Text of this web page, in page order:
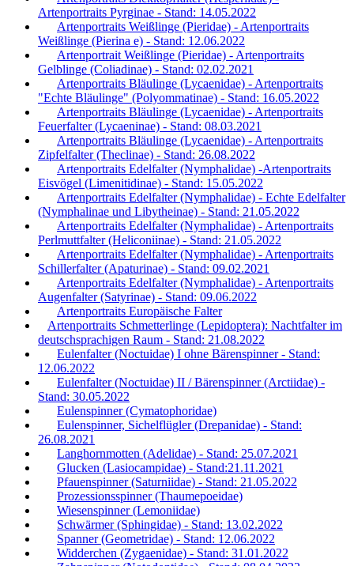
Artenportraits Pyrginae - Stand: 14.05.2022
Artenportraits Weißlinge (Pieridae) - Artenportraits
Weißlinge (Pierina e) - Stand: 12.06.2022
Artenportrait Weißlinge (Pieridae) - Artenportraits
Gelblinge (Coliadinae) - Stand: 02.02.2021
Artenportraits Bläulinge (Lycaenidae) - Artenportraits
"Echte Bläulinge" (Polyommatinae) - Stand: 16.05.2022
Artenportraits Bläulinge (Lycaenidae) - Artenportraits
Feuerfalter (Lycaeninae) - Stand: 08.03.2021
Artenportraits Bläulinge (Lycaenidae) - Artenportraits
Zipfelfalter (Theclinae) - Stand: 26.08.2022
Artenportraits Edelfalter (Nymphalidae) -Artenportraits
Eisvögel (Limenitidinae) - Stand: 15.05.2022
Artenportraits Edelfalter (Nymphalidae) - Echte Edelfalter
(Nymphalinae und Libytheinae) - Stand: 21.05.2022
Artenportraits Edelfalter (Nymphalidae) - Artenportraits
Perlmuttfalter (Heliconiinae) - Stand: 21.05.2022
Artenportraits Edelfalter (Nymphalidae) - Artenportraits
Schillerfalter (Apaturinae) - Stand: 09.02.2021
Artenportraits Edelfalter (Nymphalidae) - Artenportraits
Augenfalter (Satyrinae) - Stand: 09.06.2022
Artenportraits Europäische Falter
Artenportraits Schmetterlinge (Lepidoptera): Nachtfalter im
deutschsprachigen Raum - Stand: 21.08.2022
Eulenfalter (Noctuidae) I ohne Bärenspinner - Stand:
12.06.2022
Eulenfalter (Noctuidae) II / Bärenspinner (Arctiidae) -
Stand: 30.05.2022
Eulenspinner (Cymatophoridae)
Eulenspinner, Sichelflügler (Drepanidae) - Stand:
26.08.2021
Langhornmotten (Adelidae) - Stand: 25.07.2021
Glucken (Lasiocampidae) - Stand:21.11.2021
Pfauenspinner (Saturniidae) - Stand: 21.05.2022
Prozessionsspinner (Thaumepoeidae)
Wiesenspinner (Lemoniidae)
Schwärmer (Sphingidae) - Stand: 13.02.2022
Spanner (Geometridae) - Stand: 12.06.2022
Widderchen (Zygaenidae) - Stand: 31.01.2022